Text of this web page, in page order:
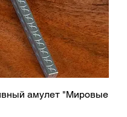
амулет "Мировые